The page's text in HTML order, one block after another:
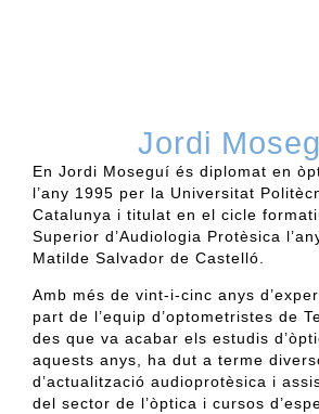
Jordi
En Jordi Moseguí és diplomat en
l’any 1995 per la Universitat
Catalunya i titulat en el cicle
Superior d’Audiologia Protèsica
Matilde Salvador de Castelló.
Amb més de vint-i-cinc anys
part de l’equip d’optometristes de
des que va acabar els estudis
aquests anys, ha dut a terme
d’actualització audioprotèsica i
del sector de l’òptica i cursos